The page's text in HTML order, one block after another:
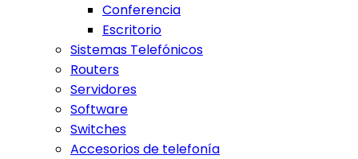
Conferencia
Escritorio
Sistemas Telefónicos
Routers
Servidores
Software
Switches
Accesorios de telefonía